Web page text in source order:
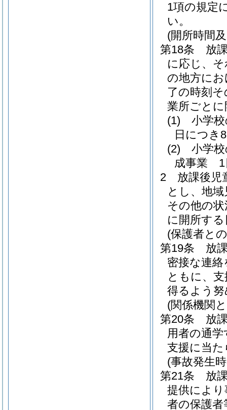
1項の規定
い。
(開所時間
第18条
放
に応じ、
の地方に
了の時刻
業所ごと
(1)
小学
日につき
(2)
小学
成事業 1
2
放課後児
とし、地
その他の
に開所す
(保護者と
第19条
放
密接な連
ともに、
得るよう
(関係機関
第20条
放
用者の通
支援に当
(事故発生
第21条
放
提供によ
者の保護